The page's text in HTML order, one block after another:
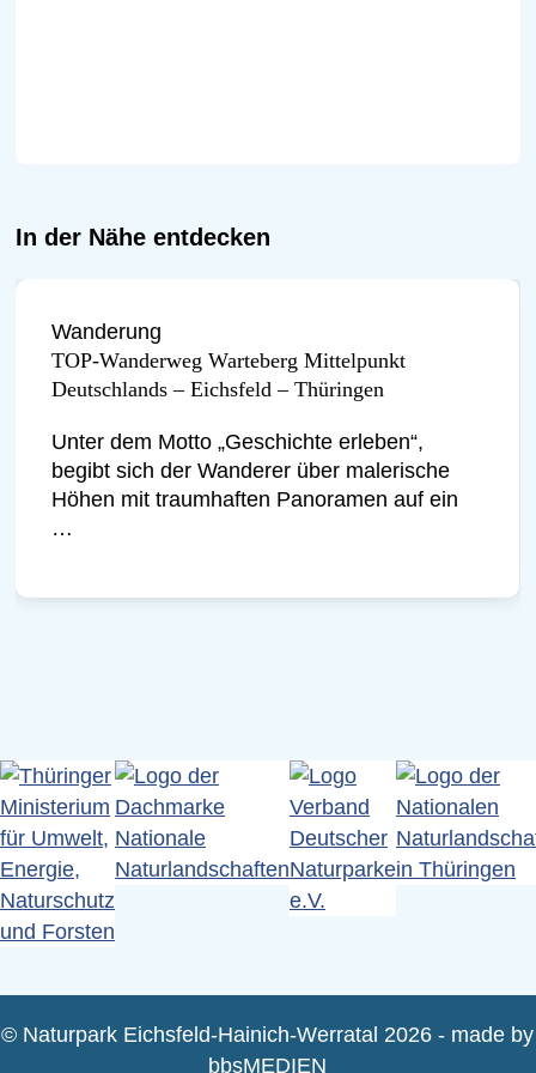
In der Nähe entdecken
Wanderung
TOP-Wanderweg Warteberg Mittelpunkt
Deutschlands – Eichsfeld – Thüringen
Unter dem Motto „Geschichte erleben“,
begibt sich der Wanderer über malerische
Höhen mit traumhaften Panoramen auf ein
…
© Naturpark Eichsfeld-Hainich-Werratal 2026 - made by
bbsMEDIEN